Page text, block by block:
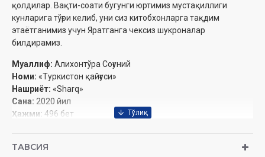
қолдилар. Вақти-соати бугунги юртимиз мустақиллиги
кунларига тўғри келиб, уни сиз китобхонларга тақдим
этаётганимиз учун Яратганга чексиз шукроналар
билдирамиз.
Муаллиф: Алихонтўра Соғуний
Номи: «Туркистон қайғуси»
Нашриёт: «Sharq»
Сана: 2020 йил
Ҳажми: 496 бет
Муқоваси:
ТАВСИЯ